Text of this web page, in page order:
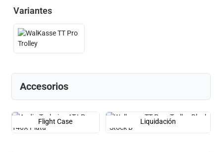
Variantes
Accesorios
Flight Case Liquidación